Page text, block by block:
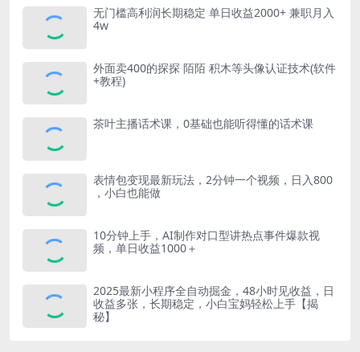
无门槛高利润长期稳定 单日收益2000+ 兼职月入
4w
外面卖400的探探 陌陌 积木等头像认证技术(软件
+教程)
茶叶主播话术课，0基础也能听得懂的话术课
表情包变现最新玩法，2分钟一个视频，日入800
，小白也能做
10分钟上手，AI制作对口型讲热点事件爆款视
频，单日收益1000＋
2025最新小程序全自动掘金，48小时见收益，日
收益多张，长期稳定，小白宝妈轻松上手【揭
秘】